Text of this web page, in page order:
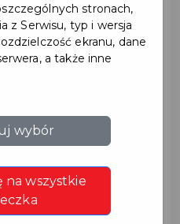
stronach,
z Serwisu, typ i wersja
ekranu, dane
a także inne
wybór
na wszystkie